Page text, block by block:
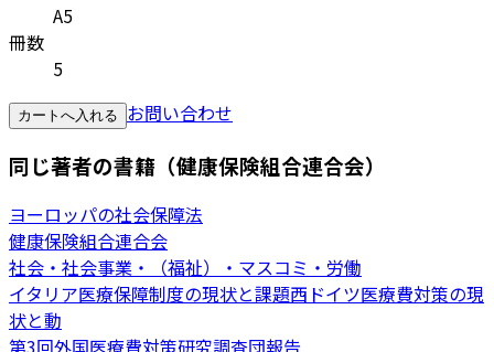
A5
冊数
5
カートへ入れる お問い合わせ
同じ著者の書籍（健康保険組合連合会）
ヨーロッパの社会保障法
健康保険組合連合会
社会・社会事業・（福祉）・マスコミ・労働
イタリア医療保障制度の現状と課題西ドイツ医療費対策の現
状と動
第3回外国医療費対策研究調査団報告